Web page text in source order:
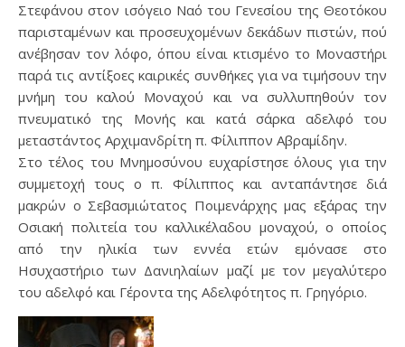
Στεφάνου στον ισόγειο Ναό του Γενεσίου της Θεοτόκου
παρισταμένων και προσευχομένων δεκάδων πιστών, πού
ανέβησαν τον λόφο, όπου είναι κτισμένο το Μοναστήρι
παρά τις αντίξοες καιρικές συνθήκες για να τιμήσουν την
μνήμη του καλού Μοναχού και να συλλυπηθούν τον
πνευματικό της Μονής και κατά σάρκα αδελφό του
μεταστάντος Αρχιμανδρίτη π. Φίλιππον Αβραμίδην.
Στο τέλος του Μνημοσύνου ευχαρίστησε όλους για την
συμμετοχή τους ο π. Φίλιππος και ανταπάντησε διά
μακρών ο Σεβασμιώτατος Ποιμενάρχης μας εξάρας την
Οσιακή πολιτεία του καλλικέλαδου μοναχού, ο οποίος
από την ηλικία των εννέα ετών εμόνασε στο
Ησυχαστήριο των Δανιηλαίων μαζί με τον μεγαλύτερο
του αδελφό και Γέροντα της Αδελφότητος π. Γρηγόριο.